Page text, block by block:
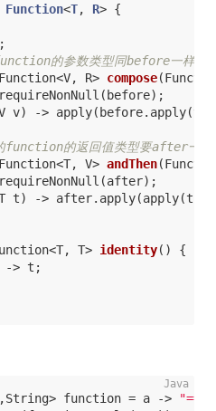
Function<T, R> {
;
的参数类型同before一样
Function<V, R> compose
v) ->
function的返回值类型要after一样
Function<T, V> andThen
t) -> after.apply(apply(t));
T> identity()
{
-> t;
function = a -> "== "